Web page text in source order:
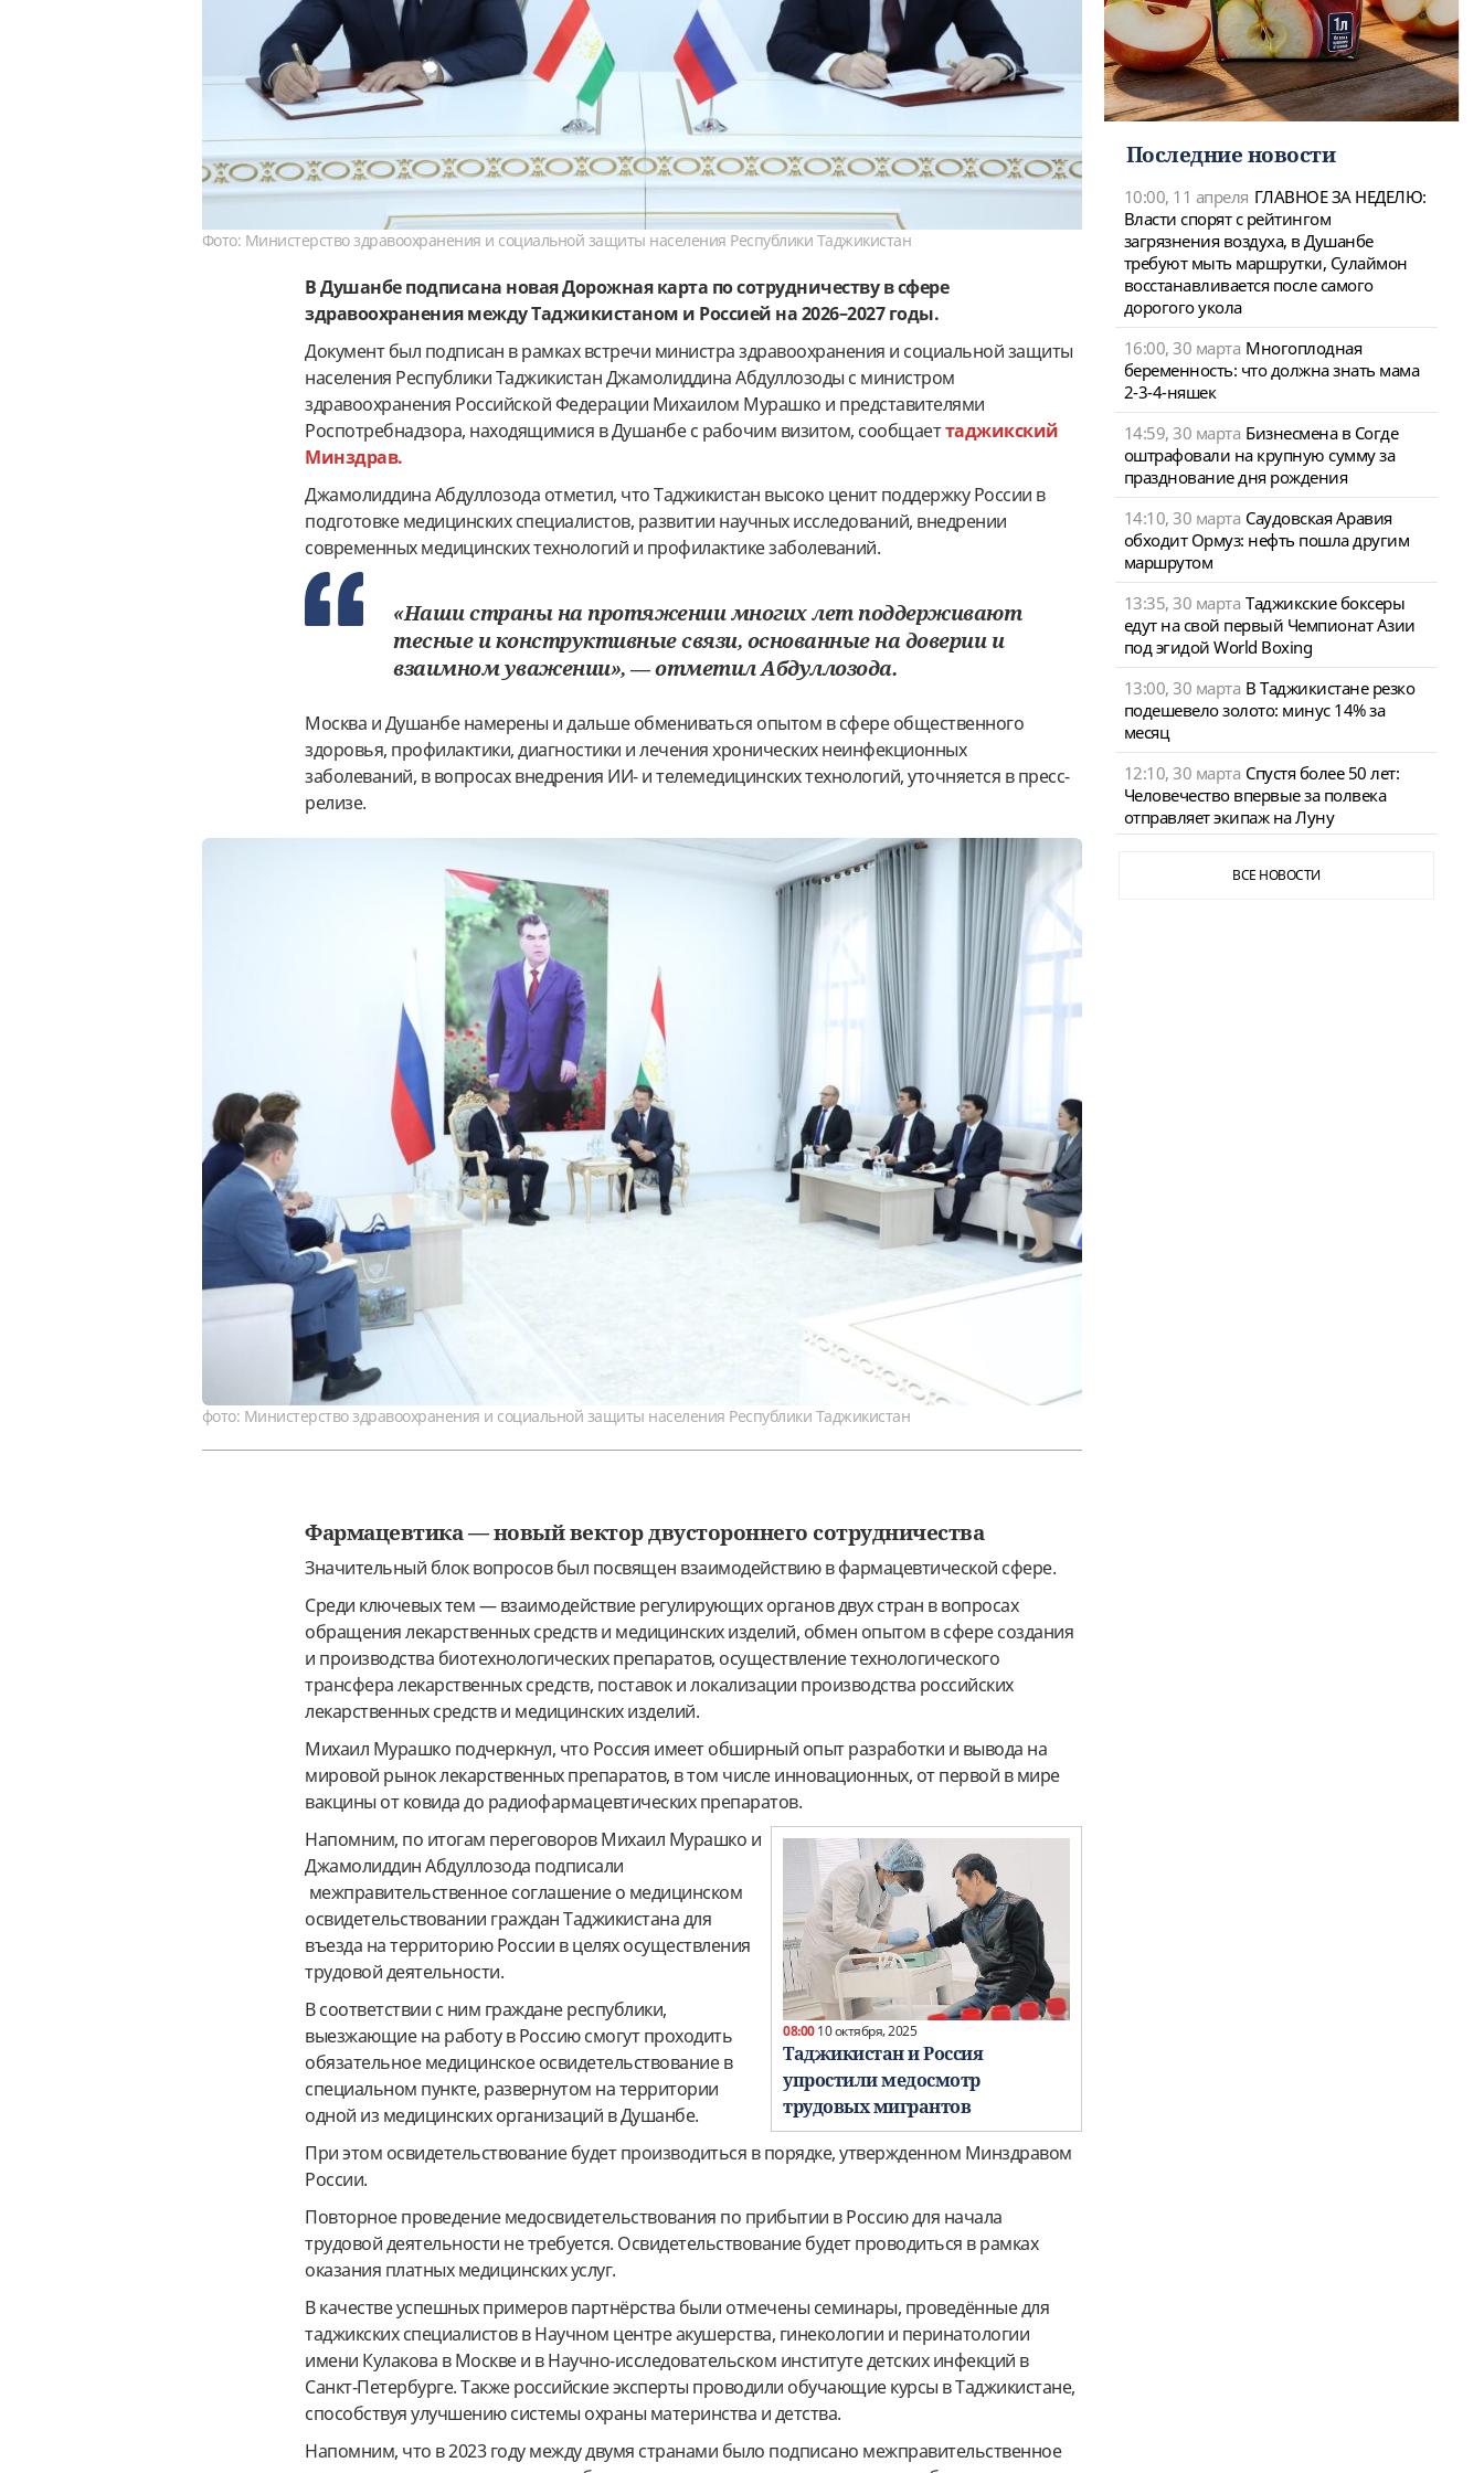
Фото: Министерство здравоохранения и социальной защиты населения Республики Таджикистан
В Душанбе подписана новая Дорожная карта по сотрудничеству в сфере
здравоохранения между Таджикистаном и Россией на 2026–2027 годы.
Документ был подписан в рамках встречи министра здравоохранения и социальной защиты
населения Республики Таджикистан Джамолиддина Абдуллозоды с министром
здравоохранения Российской Федерации Михаилом Мурашко и представителями
Роспотребнадзора, находящимися в Душанбе с рабочим визитом, сообщаеттаджикский
Минздрав.
Джамолиддина Абдуллозода отметил, что Таджикистан высоко ценит поддержку России в
подготовке медицинских специалистов, развитии научных исследований, внедрении
современных медицинских технологий и профилактике заболеваний.
«Наши страны на протяжении многих лет поддерживают
тесные и конструктивные связи, основанные на доверии и
взаимном уважении», — отметил Абдуллозода.
Москва и Душанбе намерены и дальше обмениваться опытом в сфере общественного
здоровья, профилактики, диагностики и лечения хронических неинфекционных
заболеваний, в вопросах внедрения ИИ- и телемедицинских технологий, уточняется в пресс-
релизе.
фото: Министерство здравоохранения и социальной защиты населения Республики Таджикистан
Фармацевтика — новый вектор двустороннего сотрудничества
Значительный блок вопросов был посвящен взаимодействию в фармацевтической сфере.
Среди ключевых тем — взаимодействие регулирующих органов двух стран в вопросах
обращения лекарственных средств и медицинских изделий, обмен опытом в сфере создания
и производства биотехнологических препаратов, осуществление технологического
трансфера лекарственных средств, поставок и локализации производства российских
лекарственных средств и медицинских изделий.
Михаил Мурашко подчеркнул, что Россия имеет обширный опыт разработки и вывода на
мировой рынок лекарственных препаратов, в том числе инновационных, от первой в мире
вакцины от ковида до радиофармацевтических препаратов.
08:0010 октября, 2025
Таджикистан и Россия
упростили медосмотр
трудовых мигрантов
Напомним, по итогам переговоров Михаил Мурашко и
Джамолиддин Абдуллозода подписали
межправительственное соглашение о медицинском
освидетельствовании граждан Таджикистана для
въезда на территорию России в целях осуществления
трудовой деятельности.
В соответствии с ним граждане республики,
выезжающие на работу в Россию смогут проходить
обязательное медицинское освидетельствование в
специальном пункте, развернутом на территории
одной из медицинских организаций в Душанбе.
При этом освидетельствование будет производиться в порядке, утвержденном Минздравом
России.
Повторное проведение медосвидетельствования по прибытии в Россию для начала
трудовой деятельности не требуется. Освидетельствование будет проводиться в рамках
оказания платных медицинских услуг.
В качестве успешных примеров партнёрства были отмечены семинары, проведённые для
таджикских специалистов в Научном центре акушерства, гинекологии и перинатологии
имени Кулакова в Москве и в Научно-исследовательском институте детских инфекций в
Санкт-Петербурге. Также российские эксперты проводили обучающие курсы в Таджикистане,
способствуя улучшению системы охраны материнства и детства.
Напомним, что в 2023 году между двумя странами было подписано межправительственное
Последние новости
10:00, 11 апреля ГЛАВНОЕ ЗА НЕДЕЛЮ:
Власти спорят с рейтингом
загрязнения воздуха, в Душанбе
требуют мыть маршрутки, Сулаймон
восстанавливается после самого
дорогого укола
16:00, 30 марта Многоплодная
беременность: что должна знать мама
2-3-4-няшек
14:59, 30 марта Бизнесмена в Согде
оштрафовали на крупную сумму за
празднование дня рождения
14:10, 30 марта Саудовская Аравия
обходит Ормуз: нефть пошла другим
маршрутом
13:35, 30 марта Таджикские боксеры
едут на свой первый Чемпионат Азии
под эгидой World Boxing
13:00, 30 марта В Таджикистане резко
подешевело золото: минус 14% за
месяц
12:10, 30 марта Спустя более 50 лет:
Человечество впервые за полвека
отправляет экипаж на Луну
ВСЕ НОВОСТИ